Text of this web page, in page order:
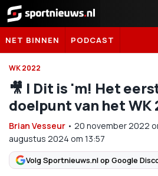
Sportnieuws.nl
NET BINNEN PODCAST
WK 2022
🎥 | Dit is 'm! Het
doelpunt van het WK
Brian Vesseur • 20 november 2022
augustus 2024 om 13:57
Volg Sportnieuws.nl op Google